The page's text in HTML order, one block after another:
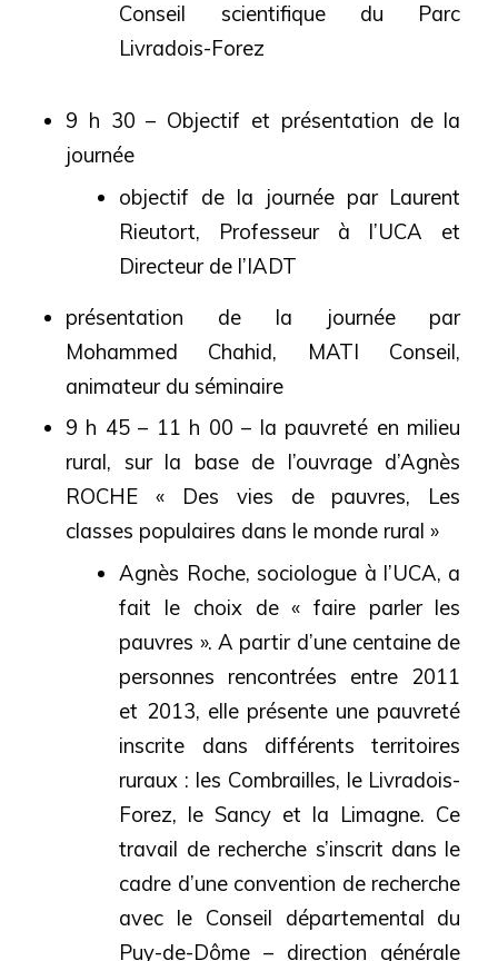
Conseil scientifique du Parc
Livradois-Forez
9 h 30 – Objectif et présentation de la
journée
objectif de la journée par Laurent
Rieutort, Professeur à l’UCA et
Directeur de l’IADT
présentation de la journée par
Mohammed Chahid, MATI Conseil,
animateur du séminaire
9 h 45 – 11 h 00 – la pauvreté en milieu
rural, sur la base de l’ouvrage d’Agnès
ROCHE « Des vies de pauvres, Les
classes populaires dans le monde rural »
Agnès Roche, sociologue à l’UCA, a
fait le choix de « faire parler les
pauvres ». A partir d’une centaine de
personnes rencontrées entre 2011
et 2013, elle présente une pauvreté
inscrite dans différents territoires
ruraux : les Combrailles, le Livradois-
Forez, le Sancy et la Limagne. Ce
travail de recherche s’inscrit dans le
cadre d’une convention de recherche
avec le Conseil départemental du
Puy-de-Dôme – direction générale